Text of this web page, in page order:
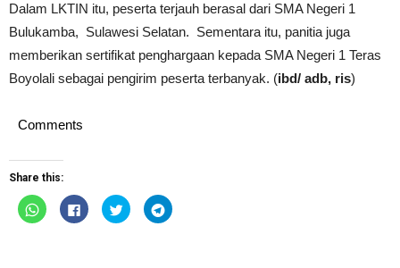
Dalam LKTIN itu, peserta terjauh berasal dari SMA Negeri 1
Bulukamba, Sulawesi Selatan. Sementara itu, panitia juga
memberikan sertifikat penghargaan kepada SMA Negeri 1 Teras
Boyolali sebagai pengirim peserta terbanyak. (ibd/ adb, ris)
Comments
Share this:
Click
to
share
Click
to
share
Click
to
share
Click
to